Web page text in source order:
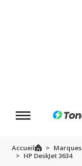
Accueil Marques
HP DeskJet 3634